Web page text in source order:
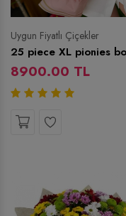
Uygun Fiyatlı Çiçekler
25 piece XL pionies
8900.00 TL